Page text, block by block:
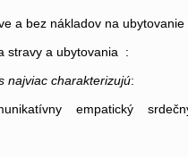
a bez nákladov na ubytovanie
ubytovania :
najviac charakterizujú:
empatický